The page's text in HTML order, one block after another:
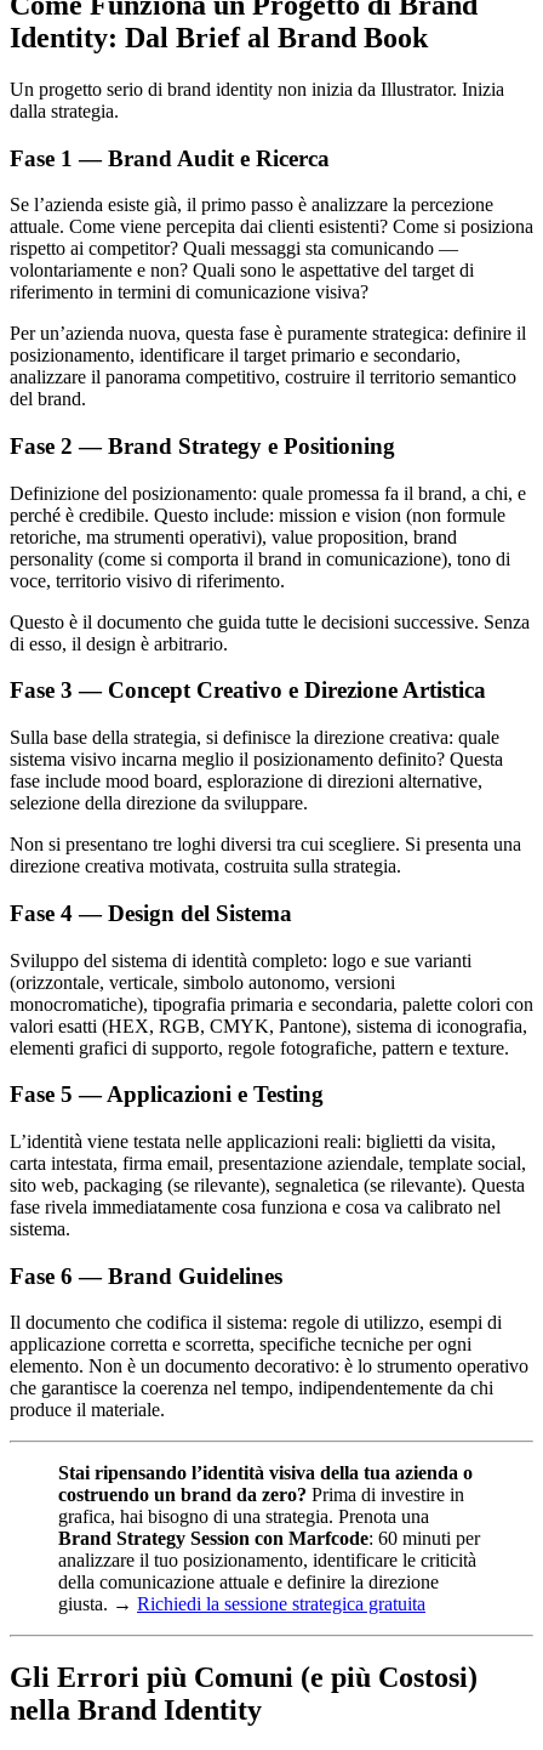
Identity: Dal Brief al Brand Book
Un progetto serio di brand identity non inizia da Illustrator. Inizia
dalla strategia.
Fase 1 — Brand Audit e Ricerca
Se l’azienda esiste già, il primo passo è analizzare la percezione
attuale. Come viene percepita dai clienti esistenti? Come si posiziona
rispetto ai competitor? Quali messaggi sta comunicando —
volontariamente e non? Quali sono le aspettative del target di
riferimento in termini di comunicazione visiva?
Per un’azienda nuova, questa fase è puramente strategica: definire il
posizionamento, identificare il target primario e secondario,
analizzare il panorama competitivo, costruire il territorio semantico
del brand.
Fase 2 — Brand Strategy e Positioning
Definizione del posizionamento: quale promessa fa il brand, a chi, e
perché è credibile. Questo include: mission e vision (non formule
retoriche, ma strumenti operativi), value proposition, brand
personality (come si comporta il brand in comunicazione), tono di
voce, territorio visivo di riferimento.
Questo è il documento che guida tutte le decisioni successive. Senza
di esso, il design è arbitrario.
Fase 3 — Concept Creativo e Direzione Artistica
Sulla base della strategia, si definisce la direzione creativa: quale
sistema visivo incarna meglio il posizionamento definito? Questa
fase include mood board, esplorazione di direzioni alternative,
selezione della direzione da sviluppare.
Non si presentano tre loghi diversi tra cui scegliere. Si presenta una
direzione creativa motivata, costruita sulla strategia.
Fase 4 — Design del Sistema
Sviluppo del sistema di identità completo: logo e sue varianti
(orizzontale, verticale, simbolo autonomo, versioni
monocromatiche), tipografia primaria e secondaria, palette colori con
valori esatti (HEX, RGB, CMYK, Pantone), sistema di iconografia,
elementi grafici di supporto, regole fotografiche, pattern e texture.
Fase 5 — Applicazioni e Testing
L’identità viene testata nelle applicazioni reali: biglietti da visita,
carta intestata, firma email, presentazione aziendale, template social,
sito web, packaging (se rilevante), segnaletica (se rilevante). Questa
fase rivela immediatamente cosa funziona e cosa va calibrato nel
sistema.
Fase 6 — Brand Guidelines
Il documento che codifica il sistema: regole di utilizzo, esempi di
applicazione corretta e scorretta, specifiche tecniche per ogni
elemento. Non è un documento decorativo: è lo strumento operativo
che garantisce la coerenza nel tempo, indipendentemente da chi
produce il materiale.
Stai ripensando l’identità visiva della tua azienda o
costruendo un brand da zero? Prima di investire in
grafica, hai bisogno di una strategia. Prenota una
Brand Strategy Session con Marfcode: 60 minuti per
analizzare il tuo posizionamento, identificare le criticità
della comunicazione attuale e definire la direzione
giusta. → Richiedi la sessione strategica gratuita
Gli Errori più Comuni (e più Costosi)
nella Brand Identity